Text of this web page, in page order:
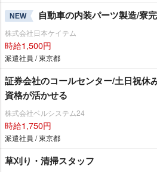
NEW 自動車の内装パーツ製造/寮
株式会社日本ケイテム
時給1,500円
派遣社員 / 東京都
証券会社のコールセンター/土日祝休
資格が活かせる
株式会社ベルシステム24
時給1,750円
派遣社員 / 東京都
草刈り・清掃スタッフ